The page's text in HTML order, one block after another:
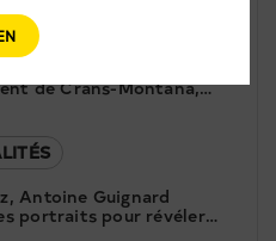
de Crans-Montana,
Antoine Guignard
portraits pour révéler